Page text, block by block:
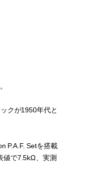
クが1950年代と
P.A.F. Setを搭載
値で7.5kΩ、実測